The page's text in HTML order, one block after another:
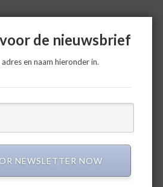
de nieuwsbrief
en naam hieronder in.
NEWSLETTER NOW